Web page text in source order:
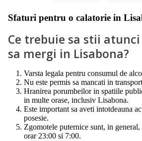
Sfaturi pentru o calatorie in
Ce trebuie sa stii
sa mergi in Lisabona?
Varsta legala pentru consumul de
Nu este permis sa mancati in
Hranirea porumbeilor in spatiile
in multe orase, inclusiv Lisabona.
Este important sa aveti intotdeauna
posesie.
Zgomotele puternice sunt, in
orar 23:00 si 7:00.